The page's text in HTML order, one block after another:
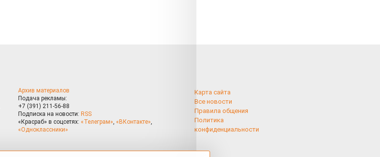
Архив материалов
Подача рекламы:
+7 (391) 211-56-88
Подписка на новости: RSS
«Красраб» в соцсетях: «Телеграм», «ВКонтакте»,
«Одноклассники»
Карта сайта
Все новости
Правила общения
Политика
конфиденциальности